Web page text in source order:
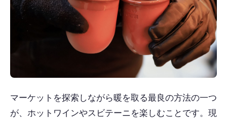
マーケットを探索しながら暖を取る最良の方法の一つ
が、ホットワインやスビテーニを楽しむことです。現